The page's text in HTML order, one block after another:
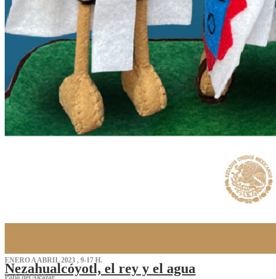
ENERO A ABRIL 2023 , 9-17 H.
Nezahualcóyotl, el rey y el agua